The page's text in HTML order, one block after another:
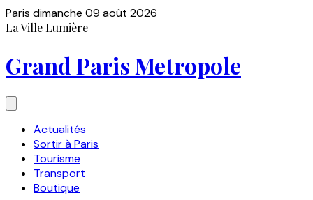
Paris dimanche 09 août 2026
La Ville Lumière
Grand Paris Metropole
Actualités
Sortir à Paris
Tourisme
Transport
Boutique